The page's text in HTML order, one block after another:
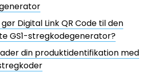
Digital Link QR Code til den
GS1-stregkodegenerator?
din produktidentifikation med